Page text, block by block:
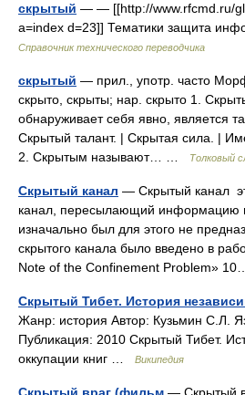
скрытый — — [[http://www.rfcmd.ru/
a=index d=23]] Тематики защита
Справочник технического переводчика
скрытый — прил., употр. часто
скрыто, скрыты; нар. скрыто 1.
обнаруживает себя явно, является
Скрытый талант. | Скрытая сила. |
2. Скрытым называют… …
Толковый
Скрытый канал — Скрытый канал
канал, пересылающий информацию
изначально был для этого не
скрытого канала было введено в
Note of the Confinement Problem»
Скрытый Тибет. История
Жанр: история Автор: Кузьмин С.Л.
Публикация: 2010 Скрытый Тибет.
оккупации книг …
Википедия